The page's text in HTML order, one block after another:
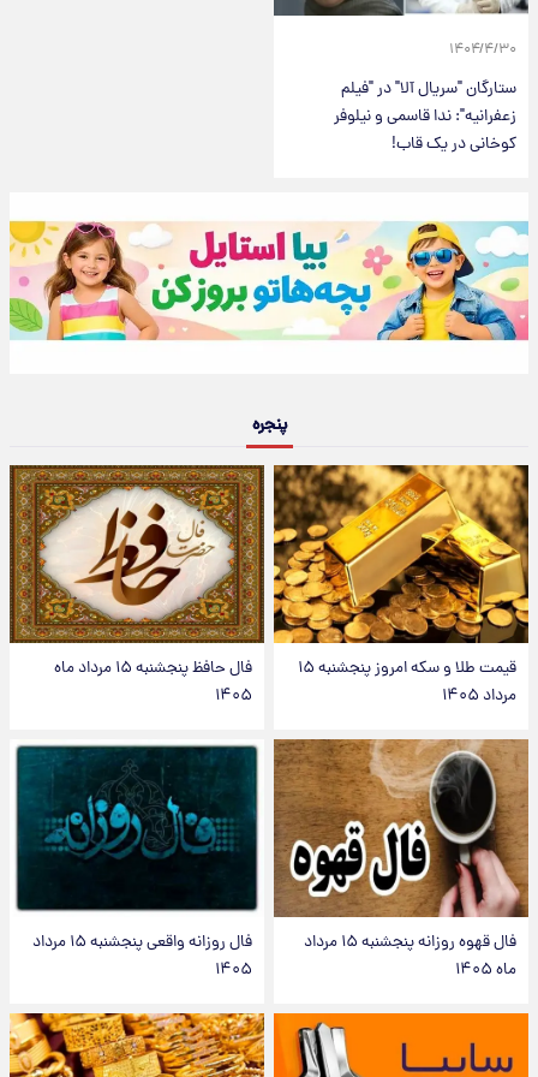
۱۴۰۴/۴/۳۰
ستارگان "سریال آلا" در "فیلم
زعفرانیه": ندا قاسمی و نیلوفر
کوخانی در یک قاب!
پنجره
قیمت طلا و سکه امروز پنجشنبه ۱۵
مرداد ۱۴۰۵
فال حافظ پنجشنبه ۱۵ مرداد ماه
۱۴۰۵
فال قهوه روزانه پنجشنبه ۱۵ مرداد
ماه ۱۴۰۵
فال روزانه واقعی پنجشنبه ۱۵ مرداد
۱۴۰۵